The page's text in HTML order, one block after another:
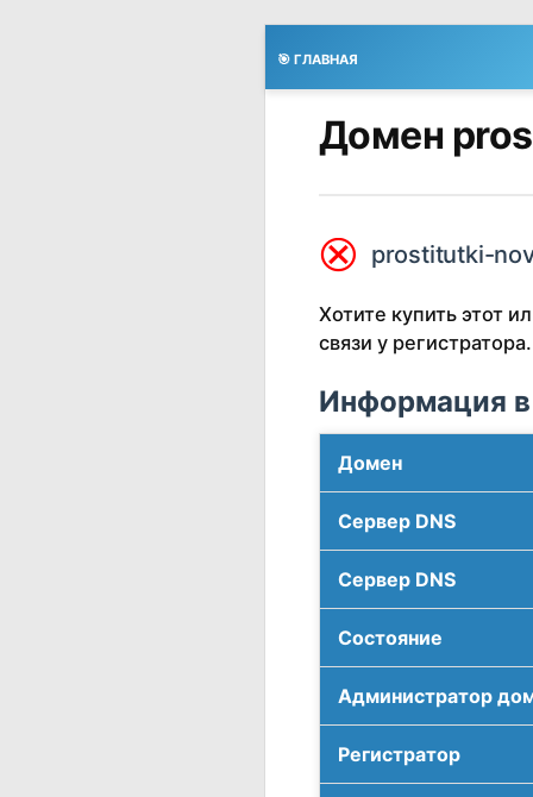
🎯 ГЛАВНАЯ
Домен
⮿ prostitutki-
Хотите купить этот
связи у регистратора.
Информация в
Домен
Сервер DNS
Сервер DNS
Соcтояние
Администратор
Регистратор